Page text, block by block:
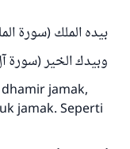
بيده الملك (سورة
وبيدك الخير (سورة آل
jamak,
jamak. Seperti